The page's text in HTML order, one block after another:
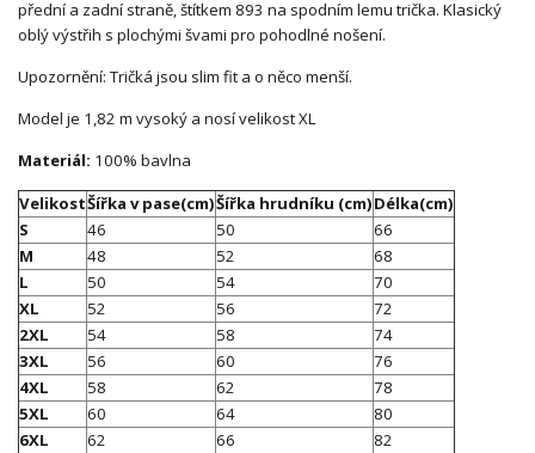
přední a zadní straně, štítkem 893 na spodním lemu trička. Klasický
oblý výstřih s plochými švami pro pohodlné nošení.
Upozornění: Tričká jsou slim fit a o něco menší.
Model je 1,82 m vysoký a nosí velikost XL
Materiál: 100% bavlna
VelikostŠířka v pase(cm)Šířka hrudníku (cm)Délka(cm)
S
46 50
66
M
48 52
68
L
50 54
70
XL
52 56
72
2XL
54 58
74
3XL
56 60
76
4XL
58 62
78
5XL
60 64
80
6XL
62 66 82